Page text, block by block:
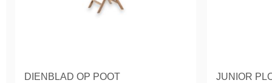
DIENBLAD OP POOT JUNIOR